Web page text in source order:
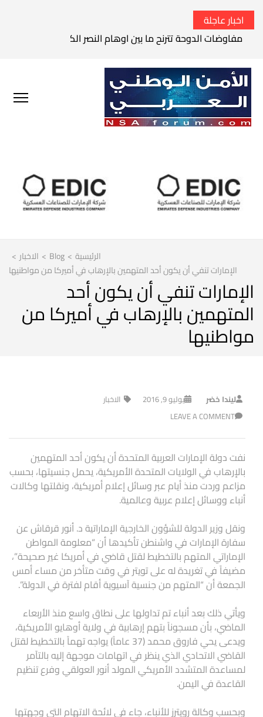
اخبار عاجلة
مفاوضات الدوحة تترنح ما بين اوهام النصر الكامل وواقع
الرئيسية >
Blog
> الاخبار >
الإمارات تنفي أن يكون أحد المتهمين بالإرهاب في أميركا من مواطنيها
الإمارات تنفي أن يكون أحد
المتهمين بالإرهاب في أميركا من
مواطنيها
ليندا خضر يوليو 9, 2016
الاخبار
LEAVE A COMMENT
نفت دولة الإمارات العربية المتحدة أن يكون أحد المتهمين
بالإرهاب في الولايات المتحدة الأمريكية، يحمل جنسيتها، بحسب
مزاعم وردت منذ أيام عبر وسائل إعلام أمريكية، ونقلتها وكالات
أنباء ووسائل إعلام عربية وعالمية.
ونقل وزير الدولة للشؤون الخارجية الإماراتية د. أنور قرقاش عن
سفارة الإمارات في واشنطن تأكيدها أن “معلومة المواطن
الإماراتي المتهم بالتخطيط لقتل قاضي في أمريكا غير صحيحة”،
مضيفاً في تغريدة له على تويتر في وقت متأخر من مساء أمس
الجمعة أن “المتهم من جنسية آسيوية أقام لفترة في الدولة”.
ويأتي ذلك بعد أنباء تم تداولها على نطاق واسع منذ الأربعاء
الماضي، بأن مسجوناً بتهم إرهابية في ولاية أوهايو الأمريكية،
ويدعى يحي فاروق محمد (37 عاماً) يواجه تهماً بالتخطيط لقتل
القاضي الاتحادي الذي ينظر في اتهامات موجهة إليه بالتآمر
لمساعدة المتشدد الأمريكي المولد أنور العولقي وفرع تنظيم
القاعدة في اليمن.
وبحسب وكالة رويترز للأنباء، جاء في لائحة الاتهام التي وجهتها